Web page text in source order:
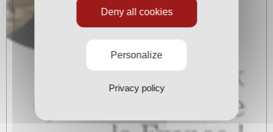
Deny all cookies
Personalize
Privacy policy